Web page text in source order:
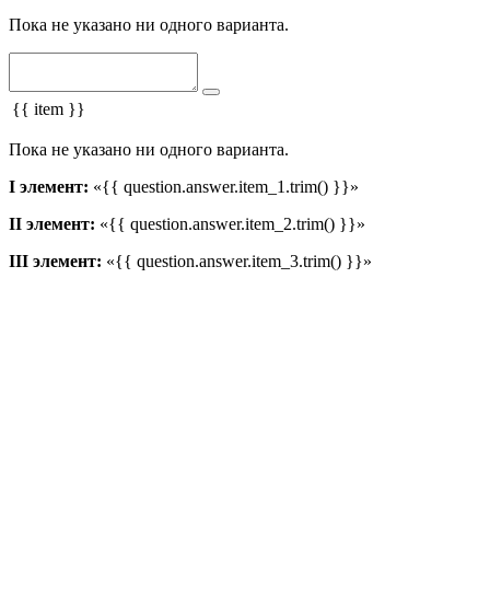
Пока не указано ни одного варианта.
{{ item }}
Пока не указано ни одного варианта.
I элемент: «{{ question.answer.item_1.trim() }}»
II элемент: «{{ question.answer.item_2.trim() }}»
III элемент: «{{ question.answer.item_3.trim() }}»